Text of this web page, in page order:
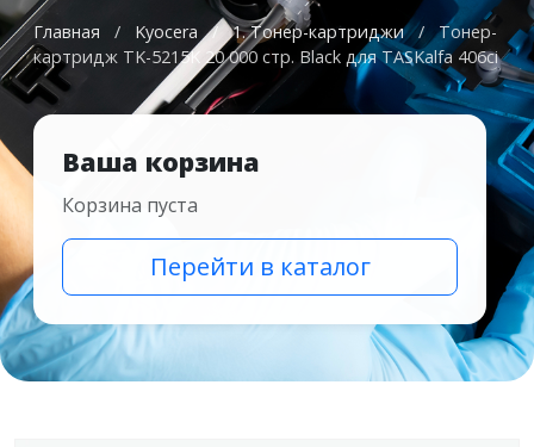
Главная / Kyocera / 1. Тонер-картриджи /
Тонер-
картридж TK-5215K 20 000 стр. Black для TASKalfa 406ci
Ваша корзина
Корзина пуста
Перейти в каталог